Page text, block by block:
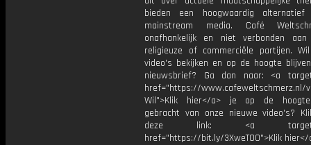
bieden een hoogwaardig
mainstream media. Café
onafhankelijk en niet verbonden aan
religieuze of commerciële partijen.
video's bekijken en op de hoogte
nieuwsbrief? Ga dan naar: <a
href="https://www.cafeweltschmerz.nl/
Wil">Klik hier</a> je op de
gebracht van onze nieuwe video's?
deze link: <a
href="https://bit.ly/3XweTO0">Klik hier</